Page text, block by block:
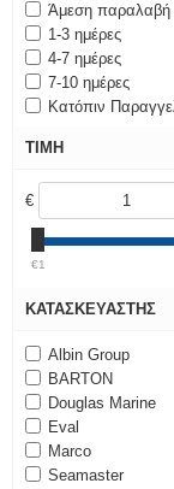
Άμεση παραλαβή
1-3 ημέρες
4-7 ημέρες
7-10 ημέρες
Κατόπιν
ΤΙΜΉ
€
€1
ΚΑΤΑΣΚΕΥΑΣΤΉΣ
Albin Group
BARTON
Douglas Marine
Eval
Marco
Seamaster